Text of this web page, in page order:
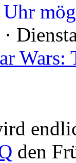
Uhr
Wars:
den